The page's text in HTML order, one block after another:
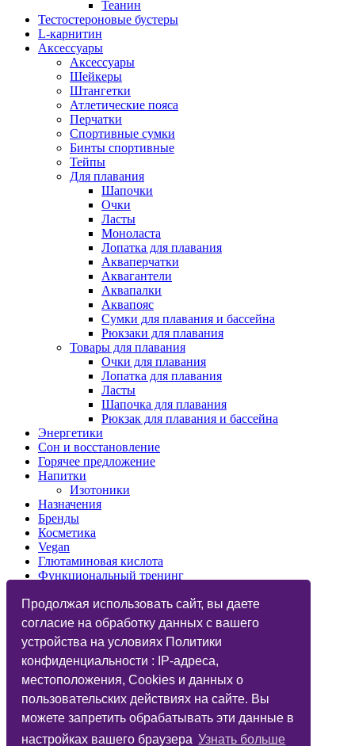
Продолжая использовать сайт, вы даете
согласие на обработку данных с вашего
устройства на условиях Политики
конфиденциальности : IP-адреса,
местоположения, Cookies и данных о
пользовательских действиях на сайте. Вы
можете запретить обрабатывать эти данные в
настройках вашего браузера Узнать больше
Теанин
Тестостероновые бустеры
L-карнитин
Аксессуары
Аксессуары
Шейкеры
Штангетки
Атлетические пояса
Перчатки
Спортивные сумки
Бинты спортивные
Тейпы
Для плавания
Шапочки
Очки
Ласты
Моноласта
Лопатка для плавания
Акваперчатки
Аквагантели
Аквапалки
Аквапояс
Сумки для плавания и бассейна
Рюкзаки для плавания
Товары для плавания
Очки для плавания
Лопатка для плавания
Ласты
Шапочка для плавания
Рюкзак для плавания и бассейна
Энергетики
Сон и восстановление
Горячее предложение
Напитки
Изотоники
Назначения
Бренды
Косметика
Vegan
Глютаминовая кислота
Функциональный тренинг
Дисконтные карты
Фитнес-бар
Вопрос Ответ
Candy Music
Бар
Велоаксессуары